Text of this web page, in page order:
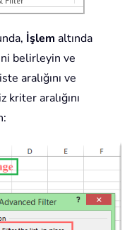
İşlem altında
belirleyin ve
aralığını ve
aralığını